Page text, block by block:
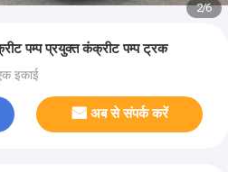
2/6
पम्प प्रयुक्त कंक्रीट पम्प ट्रक
इकाई
अब से संपर्क करें